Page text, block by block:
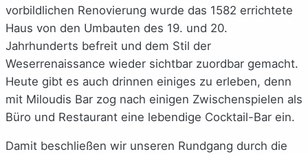
vorbildlichen Renovierung wurde das 1582 errichtete
Haus von den Umbauten des 19. und 20.
Jahrhunderts befreit und dem Stil der
Weserrenaissance wieder sichtbar zuordbar gemacht.
Heute gibt es auch drinnen einiges zu erleben, denn
mit Miloudis Bar zog nach einigen Zwischenspielen als
Büro und Restaurant eine lebendige Cocktail-Bar ein.
Damit beschließen wir unseren Rundgang durch die